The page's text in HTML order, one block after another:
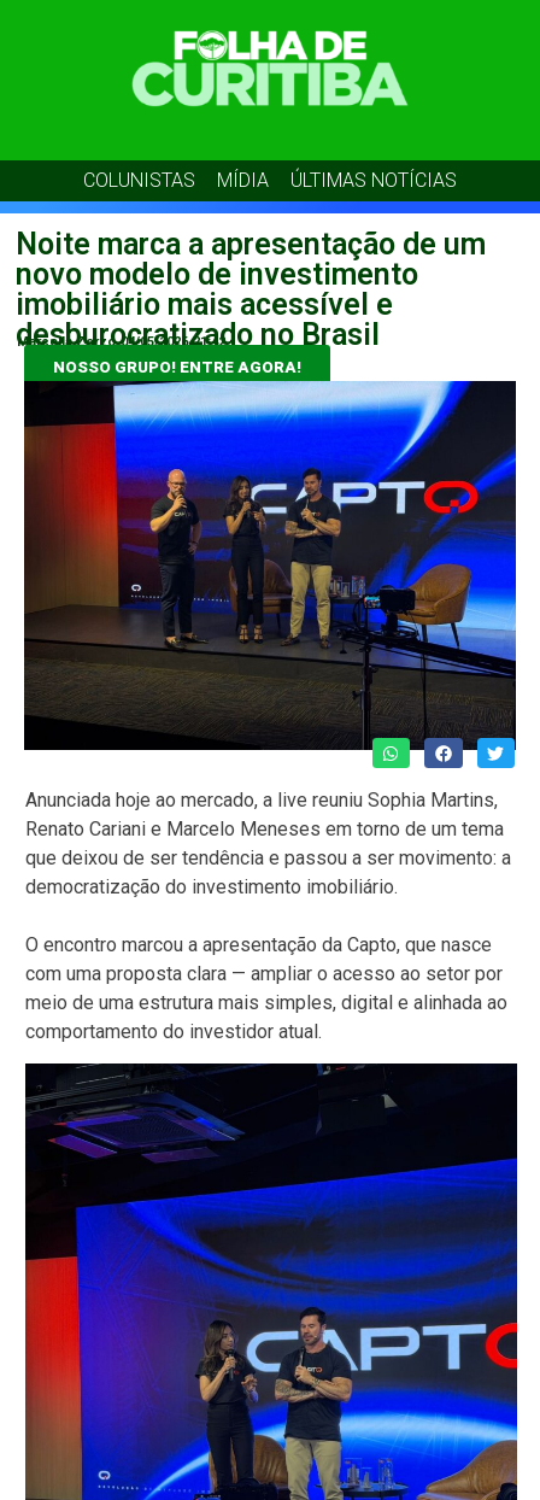
COLUNISTAS MÍDIA ÚLTIMAS NOTÍCIAS
Noite marca a apresentação de um
novo modelo de investimento
imobiliário mais acessível e
desburocratizado no Brasil
Marcella Zorzo 04/05/2026 21:42
NOSSO GRUPO! ENTRE AGORA!
Anunciada hoje ao mercado, a live reuniu Sophia Martins,
Renato Cariani e Marcelo Meneses em torno de um tema
que deixou de ser tendência e passou a ser movimento: a
democratização do investimento imobiliário.
O encontro marcou a apresentação da Capto, que nasce
com uma proposta clara — ampliar o acesso ao setor por
meio de uma estrutura mais simples, digital e alinhada ao
comportamento do investidor atual.